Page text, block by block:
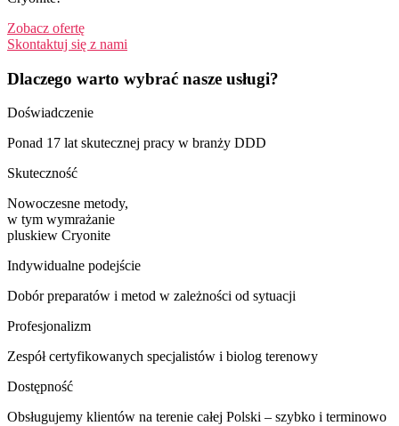
Zobacz ofertę
Skontaktuj się z nami
Dlaczego warto wybrać nasze usługi?
Doświadczenie
Ponad 17 lat skutecznej pracy w branży DDD
Skuteczność
Nowoczesne metody,
w tym wymrażanie
pluskiew Cryonite
Indywidualne podejście
Dobór preparatów i metod w zależności od sytuacji
Profesjonalizm
Zespół certyfikowanych specjalistów i biolog terenowy
Dostępność
Obsługujemy klientów na terenie całej Polski – szybko i terminowo